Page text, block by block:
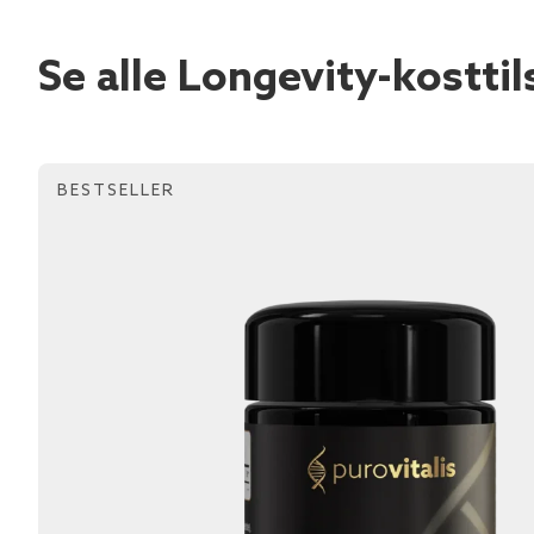
Se alle Longevity-
BESTSELLER